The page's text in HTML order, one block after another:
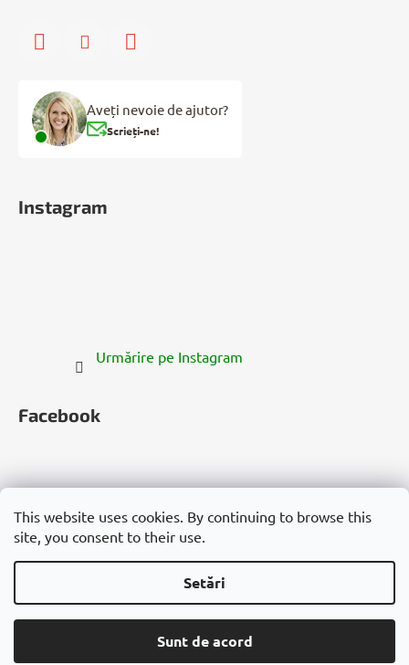
This website uses cookies. By continuing to browse this
site, you consent to their use.
Setări
Sunt de acord
Aveți nevoie de ajutor?
Scrieți-ne!
Instagram
Urmărire pe Instagram
Facebook
Česko Slovensko Magyarország
Creat de Shoptet
Drepturi de autor 2026Cannadorra.com
ADAUGĂ ÎN COȘ